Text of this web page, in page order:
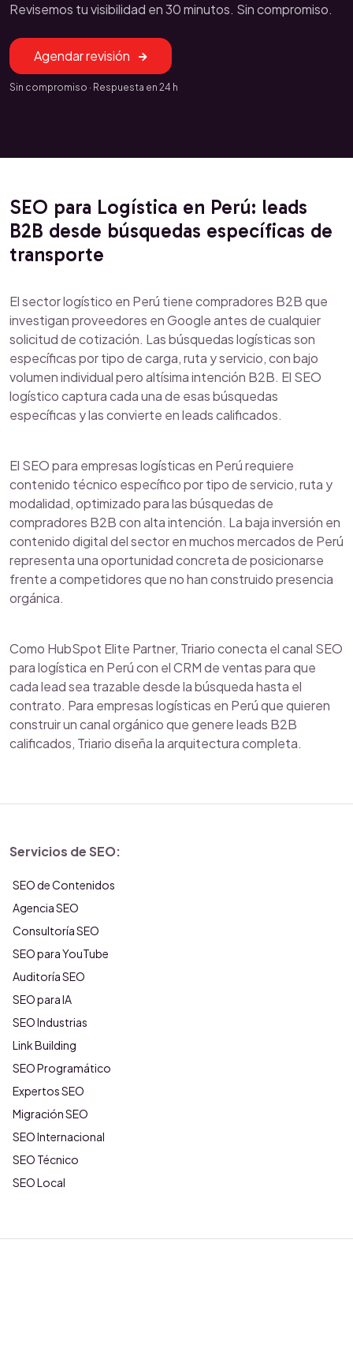
Revisemos tu visibilidad en 30 minutos. Sin compromiso.
Agendar revisión
Sin compromiso · Respuesta en 24 h
SEO para Logística en Perú: leads
B2B desde búsquedas específicas de
transporte
El sector logístico en Perú tiene compradores B2B que
investigan proveedores en Google antes de cualquier
solicitud de cotización. Las búsquedas logísticas son
específicas por tipo de carga, ruta y servicio, con bajo
volumen individual pero altísima intención B2B. El SEO
logístico captura cada una de esas búsquedas
específicas y las convierte en leads calificados.
El SEO para empresas logísticas en Perú requiere
contenido técnico específico por tipo de servicio, ruta y
modalidad, optimizado para las búsquedas de
compradores B2B con alta intención. La baja inversión en
contenido digital del sector en muchos mercados de Perú
representa una oportunidad concreta de posicionarse
frente a competidores que no han construido presencia
orgánica.
Como HubSpot Elite Partner, Triario conecta el canal SEO
para logística en Perú con el CRM de ventas para que
cada lead sea trazable desde la búsqueda hasta el
contrato. Para empresas logísticas en Perú que quieren
construir un canal orgánico que genere leads B2B
calificados, Triario diseña la arquitectura completa.
Servicios de SEO:
SEO de Contenidos
Agencia SEO
Consultoría SEO
SEO para YouTube
Auditoría SEO
SEO para IA
SEO Industrias
Link Building
SEO Programático
Expertos SEO
Migración SEO
SEO Internacional
SEO Técnico
SEO Local